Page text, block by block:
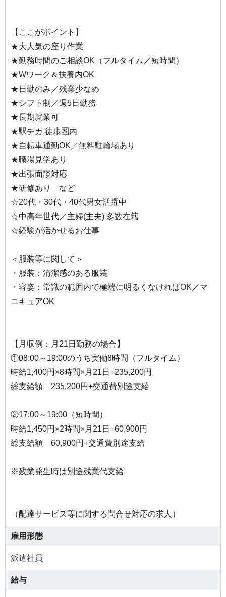
【ここがポイント】
★大人気の座り作業
★勤務時間のご相談OK（フルタイム／短時間）
★Wワーク＆扶養内OK
★日勤のみ／残業少なめ
★シフト制／週5日勤務
★長期就業可
★駅チカ 徒歩圏内
★自転車通勤OK／無料駐輪場あり
★職場見学あり
★出張面談対応
★研修あり など
☆20代・30代・40代男女活躍中
☆中高年世代／主婦(主夫) 多数在籍
☆経験が活かせるお仕事
＜服装等に関して＞
・服装：清潔感のある服装
・容姿：常識の範囲内で極端に明るくなければOK／マ
ニキュアOK
【月収例：月21日勤務の場合】
①08:00～19:00のうち実働8時間（フルタイム）
時給1,400円×8時間×月21日=235,200円
総支給額 235,200円+交通費別途支給
②17:00～19:00（短時間）
時給1,450円×2時間×月21日=60,900円
総支給額 60,900円+交通費別途支給
※残業発生時は別途残業代支給
（配達サービス等に関する問合せ対応の求人）
雇用形態
派遣社員
給与